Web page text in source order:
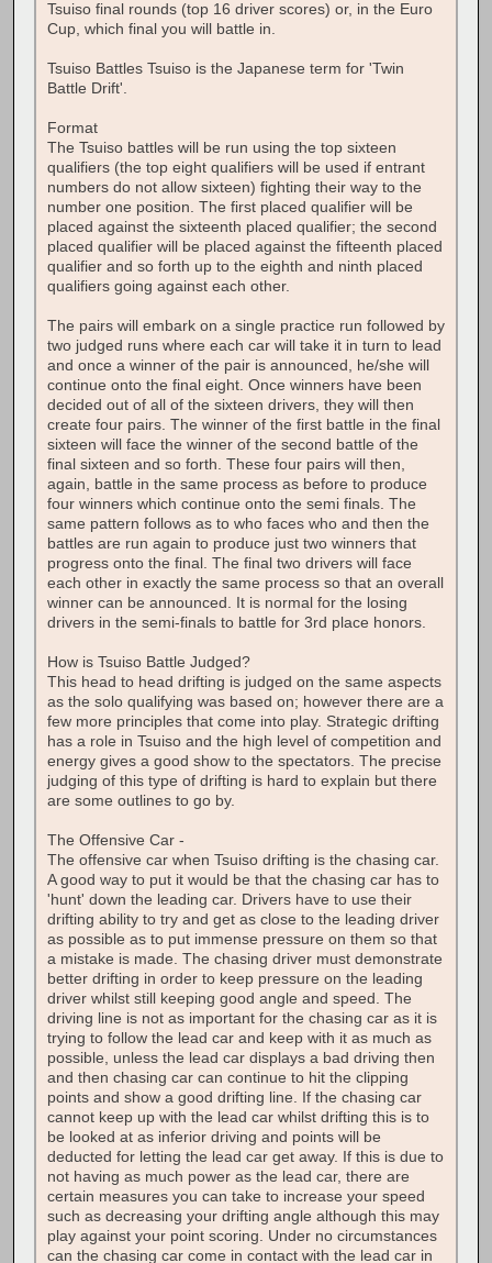
Tsuiso final rounds (top 16 driver scores) or, in the Euro
Cup, which final you will battle in.
Tsuiso Battles Tsuiso is the Japanese term for 'Twin
Battle Drift'.
Format
The Tsuiso battles will be run using the top sixteen
qualifiers (the top eight qualifiers will be used if entrant
numbers do not allow sixteen) fighting their way to the
number one position. The first placed qualifier will be
placed against the sixteenth placed qualifier; the second
placed qualifier will be placed against the fifteenth placed
qualifier and so forth up to the eighth and ninth placed
qualifiers going against each other.
The pairs will embark on a single practice run followed by
two judged runs where each car will take it in turn to lead
and once a winner of the pair is announced, he/she will
continue onto the final eight. Once winners have been
decided out of all of the sixteen drivers, they will then
create four pairs. The winner of the first battle in the final
sixteen will face the winner of the second battle of the
final sixteen and so forth. These four pairs will then,
again, battle in the same process as before to produce
four winners which continue onto the semi finals. The
same pattern follows as to who faces who and then the
battles are run again to produce just two winners that
progress onto the final. The final two drivers will face
each other in exactly the same process so that an overall
winner can be announced. It is normal for the losing
drivers in the semi-finals to battle for 3rd place honors.
How is Tsuiso Battle Judged?
This head to head drifting is judged on the same aspects
as the solo qualifying was based on; however there are a
few more principles that come into play. Strategic drifting
has a role in Tsuiso and the high level of competition and
energy gives a good show to the spectators. The precise
judging of this type of drifting is hard to explain but there
are some outlines to go by.
The Offensive Car -
The offensive car when Tsuiso drifting is the chasing car.
A good way to put it would be that the chasing car has to
'hunt' down the leading car. Drivers have to use their
drifting ability to try and get as close to the leading driver
as possible as to put immense pressure on them so that
a mistake is made. The chasing driver must demonstrate
better drifting in order to keep pressure on the leading
driver whilst still keeping good angle and speed. The
driving line is not as important for the chasing car as it is
trying to follow the lead car and keep with it as much as
possible, unless the lead car displays a bad driving then
and then chasing car can continue to hit the clipping
points and show a good drifting line. If the chasing car
cannot keep up with the lead car whilst drifting this is to
be looked at as inferior driving and points will be
deducted for letting the lead car get away. If this is due to
not having as much power as the lead car, there are
certain measures you can take to increase your speed
such as decreasing your drifting angle although this may
play against your point scoring. Under no circumstances
can the chasing car come in contact with the lead car in